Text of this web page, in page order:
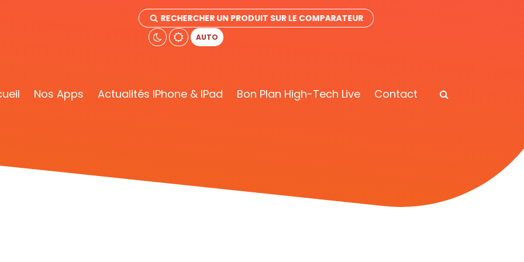
RECHERCHER UN PRODUIT SUR LE COMPARATEUR
AUTO
Nos Apps Actualités IPhone & IPad Bon Plan High-Tech Live Contact